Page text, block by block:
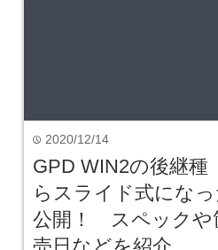
time 2020/12/14
GPD WIN2の後継
らスライド式にな
公開！ スペックや